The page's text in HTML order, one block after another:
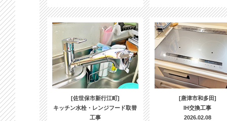
[佐世保市新行江町]
キッチン水栓・レンジフード取替
工事
[唐津市和多田]
IH交換工事
2026.02.08